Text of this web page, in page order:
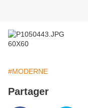
60X60
#MODERNE
Partager